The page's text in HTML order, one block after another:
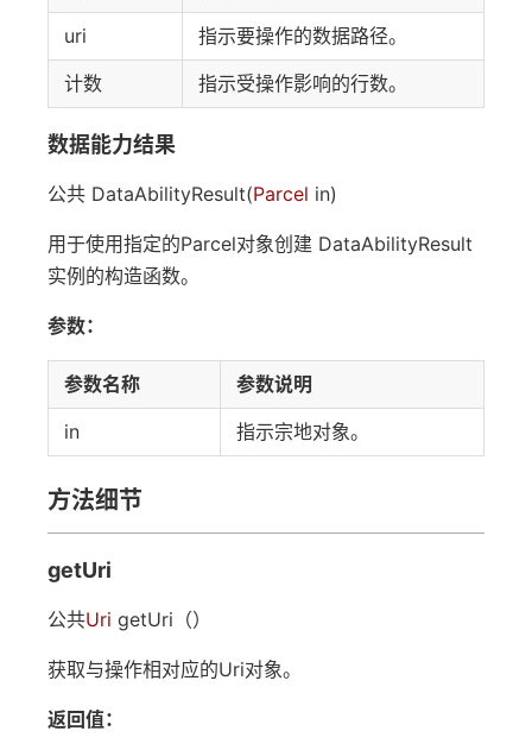
uri
指示要操作的数据路径。
计数
指示受操作影响的行数。
数据能力结果
公共 DataAbilityResult(Parcel in)
用于使用指定的Parcel对象创建 DataAbilityResult
实例的构造函数。
参数：
参数名称
参数说明
in
指示宗地对象。
方法细节
getUri
公共Uri getUri（）
获取与操作相对应的Uri对象。
返回值：